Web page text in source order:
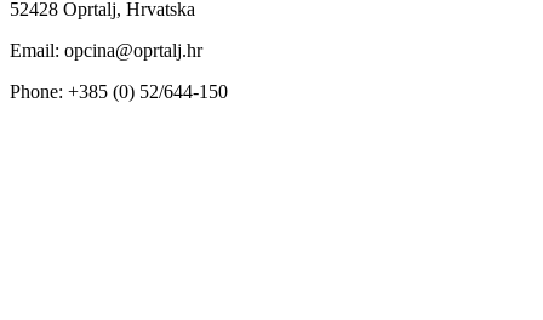
52428 Oprtalj, Hrvatska
Email: opcina@oprtalj.hr
Phone: +385 (0) 52/644-150